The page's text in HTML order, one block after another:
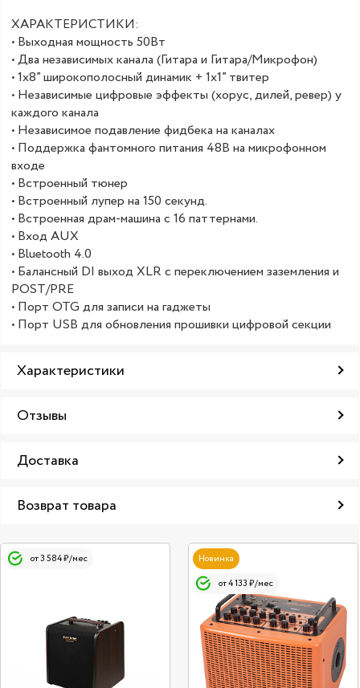
ХАРАКТЕРИСТИКИ:
• Выходная мощность 50Вт
• Два независимых канала (Гитара и Гитара/Микрофон)
• 1х8” широкополосный динамик + 1х1” твитер
• Независимые цифровые эффекты (хорус, дилей, ревер) у
каждого канала
• Независимое подавление фидбека на каналах
• Поддержка фантомного питания 48В на микрофонном
входе
• Встроенный тюнер
• Встроенный лупер на 150 секунд.
• Встроенная драм-машина с 16 паттернами.
• Вход AUX
• Bluetooth 4.0
• Балансный DI выход XLR c переключением заземления и
POST/PRE
• Порт OTG для записи на гаджеты
• Порт USB для обновления прошивки цифровой секции
Характеристики
Отзывы
Доставка
Возврат товара
от 3 584 ₽/мес
Новинка
от 4 133 ₽/мес